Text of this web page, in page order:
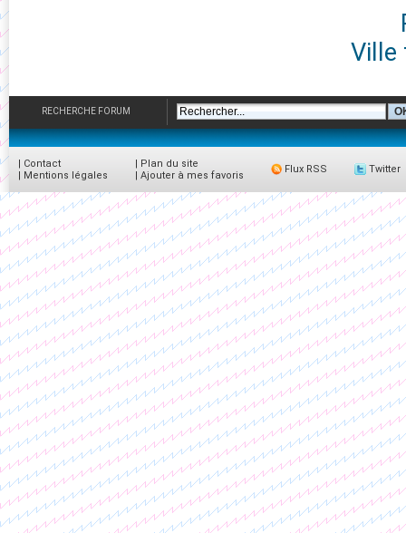
Ville
RECHERCHE FORUM
| Contact
| Mentions légales
| Plan du site
| Ajouter à mes favoris
Flux RSS Twitter